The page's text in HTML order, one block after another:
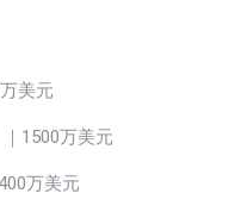
美元
1500万美元
万美元